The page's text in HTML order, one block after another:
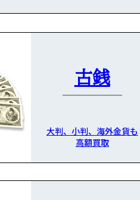
古銭
大判、小判、海外金貨も
高額買取